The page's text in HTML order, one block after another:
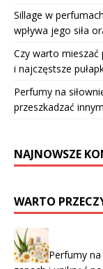
Sillage w
wpływa jego siła
Czy warto
i najczęstsze
Perfumy na
przeszkadzać
NAJNOWSZE
WARTO
Perfumy